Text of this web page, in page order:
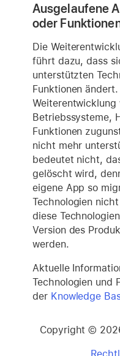
Ausgelaufene
oder
Die
führt dazu, dass
unterstützten
Funktionen
Betriebssysteme,
Funktionen
nicht mehr
bedeutet nicht,
gelöscht wird,
eigene App so
Technologien
diese
Version des
werden.
Aktuelle
Technologien und
der Knowledge
Copyright ©